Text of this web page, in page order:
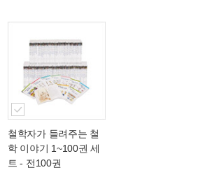
철학자가 들려주는 철
학 이야기 1~100권 세
트 - 전100권